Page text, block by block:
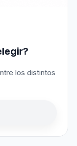
los distintos